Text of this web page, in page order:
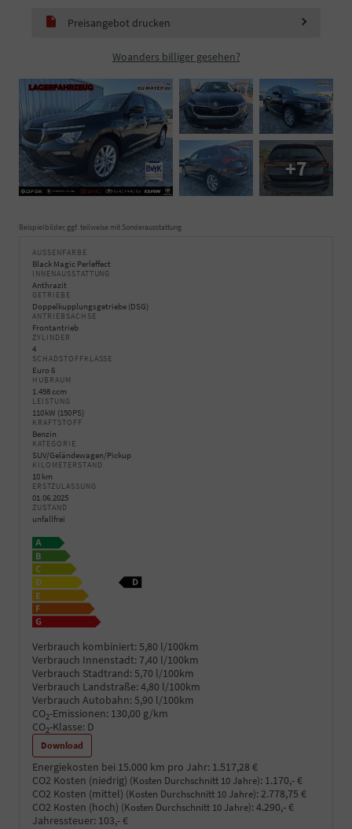
Preisangebot drucken
Woanders billiger gesehen?
+7
Beispielbilder, ggf. teilweise mit Sonderausstattung
AUSSENFARBE
Black Magic Perleffect
INNENAUSSTATTUNG
Anthrazit
GETRIEBE
Doppelkupplungsgetriebe (DSG)
ANTRIEBSACHSE
Frontantrieb
ZYLINDER
4
SCHADSTOFFKLASSE
Euro 6
HUBRAUM
1.498 ccm
LEISTUNG
110 kW (150 PS)
KRAFTSTOFF
Benzin
KATEGORIE
SUV/Geländewagen/Pickup
KILOMETERSTAND
10 km
ERSTZULASSUNG
01.06.2025
ZUSTAND
unfallfrei
Verbrauch kombiniert: 5,80 l/100km
Verbrauch Innenstadt: 7,40 l/100km
Verbrauch Stadtrand: 5,70 l/100km
Verbrauch Landstraße: 4,80 l/100km
Verbrauch Autobahn: 5,90 l/100km
CO2-Emissionen: 130,00 g/km
CO2-Klasse: D
Download
Energiekosten bei 15.000 km pro Jahr: 1.517,28 €
CO2 Kosten (niedrig) (Kosten Durchschnitt 10 Jahre): 1.170,- €
CO2 Kosten (mittel) (Kosten Durchschnitt 10 Jahre): 2.778,75 €
CO2 Kosten (hoch) (Kosten Durchschnitt 10 Jahre): 4.290,- €
Jahressteuer: 103,- €